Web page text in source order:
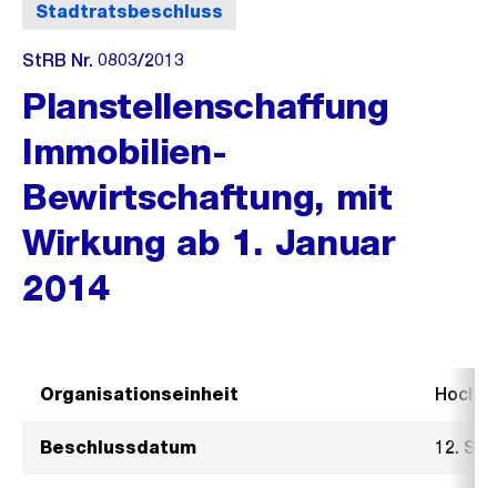
Stadtratsbeschluss
StRB Nr. 0803/2013
Planstellenschaffung
Immobilien-
Bewirtschaftung, mit
Wirkung ab 1. Januar
2014
Organisationseinheit
Beschlussdatum 12.